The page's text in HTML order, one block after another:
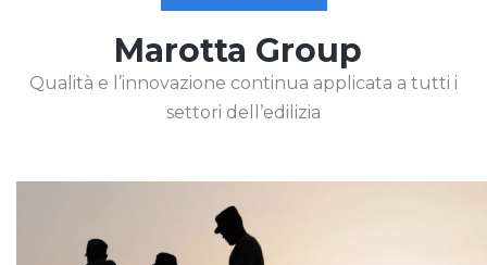
Marotta Group
Qualità e l’innovazione continua applicata a tutti i
settori dell’edilizia